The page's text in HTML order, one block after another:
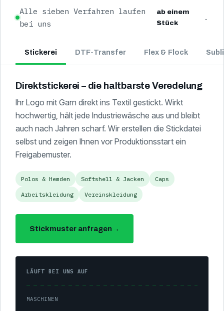
Alle sieben Verfahren laufen
bei uns
ab einem
Stück
.
Stickerei DTF-Transfer Flex & Flock
Direktstickerei – die haltbarste Veredelung
Ihr Logo mit Garn direkt ins Textil gestickt. Wirkt
hochwertig, hält jede Industriewäsche aus und bleibt
auch nach Jahren scharf. Wir erstellen die Stickdatei
selbst und zeigen Ihnen vor Produktionsstart ein
Freigabemuster.
Polos & Hemden Softshell & Jacken Caps
Arbeitskleidung Vereinskleidung
Stickmuster anfragen →
LÄUFT BEI UNS AUF
MASCHINEN